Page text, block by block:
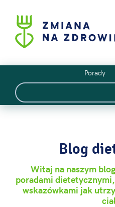
Porady
Blog
Witaj na naszym
poradami
wskazówkami jak